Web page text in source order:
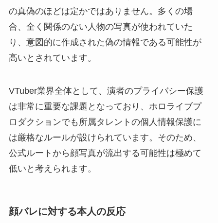
の真偽のほどは定かではありません。多くの場
合、全く関係のない人物の写真が使われていた
り、意図的に作成された偽の情報である可能性が
高いとされています。
VTuber業界全体として、演者のプライバシー保護
は非常に重要な課題となっており、ホロライブプ
ロダクションでも所属タレントの個人情報保護に
は厳格なルールが設けられています。そのため、
公式ルートから顔写真が流出する可能性は極めて
低いと考えられます。
顔バレに対する本人の反応